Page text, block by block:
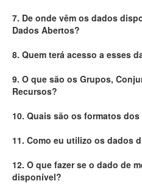
Perguntas frequentes
Contato
7. De onde vêm os dados
Dados Abertos?
8. Quem terá acesso a esses
9. O que são os Grupos,
Recursos?
10. Quais são os formatos
11. Como eu utilizo os dados
12. O que fazer se o dado de
disponível?